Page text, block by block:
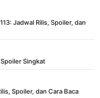
Jadwal Rilis, Spoiler, dan
Singkat
Spoiler, dan Cara Baca